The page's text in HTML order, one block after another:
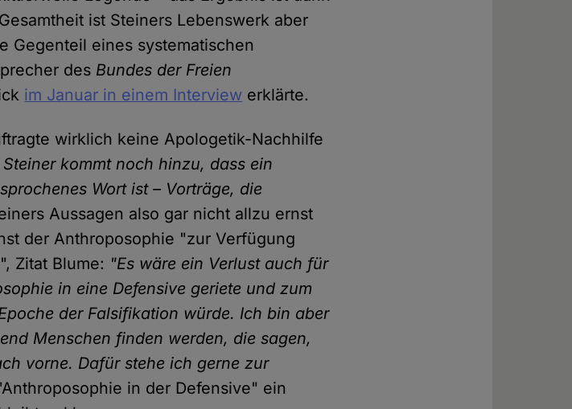
ist Steiners Lebenswerk aber
Gegenteil eines systematischen
des Bundes der Freien
im Januar in einem Interview erklärte.
wirklich keine Apologetik-Nachhilfe
Steiner kommt noch hinzu, dass ein
Wort ist – Vorträge, die
Aussagen also gar nicht allzu ernst
der Anthroposophie "zur Verfügung
Zitat Blume: "Es wäre ein Verlust auch für
in eine Defensive geriete und zum
der Falsifikation würde. Ich bin aber
Menschen finden werden, die sagen,
vorne. Dafür stehe ich gerne zur
in der Defensive" ein